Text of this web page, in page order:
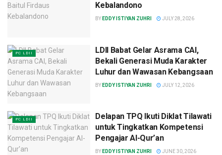
Kebalandono
BY EDDY ISTIYAN ZUHRI JULY 28, 2026
PC LDII
LDII Babat Gelar Asrama CAI,
Bekali Generasi Muda Karakter
Luhur dan Wawasan Kebangsaan
BY EDDY ISTIYAN ZUHRI JULY 12, 2026
PC LDII
Delapan TPQ Ikuti Diklat Tilawati
untuk Tingkatkan Kompetensi
Pengajar Al-Qur’an
BY EDDY ISTIYAN ZUHRI JUNE 30, 2026